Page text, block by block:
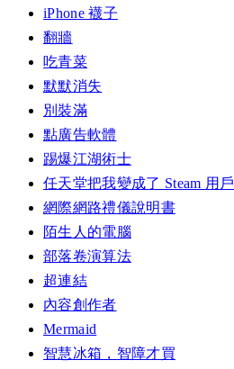
iPhone 襪子
翻牆
吃青菜
默默消失
別裝滿
點廣告軟體
踢爆江湖術士
任天堂把我變成了 Steam 用戶
網際網路禮儀說明書
陌生人的電腦
部落卷演算法
超連結
內容創作者
Mermaid
智慧冰箱，智障才買